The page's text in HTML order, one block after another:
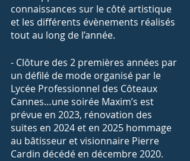
connaissances sur le côté artistique
et les différents évènements réalisés
tout au long de l’année.
- Clôture des 2 premières années par
un défilé de mode organisé par le
Lycée Professionnel des Côteaux
Cannes…une soirée Maxim’s est
prévue en 2023, rénovation des
suites en 2024 et en 2025 hommage
au bâtisseur et visionnaire Pierre
Cardin décédé en décembre 2020.